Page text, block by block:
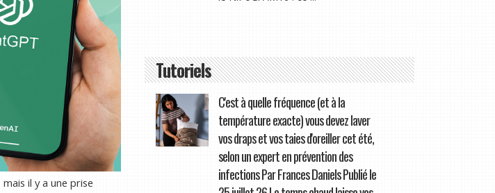
il y a une prise
Tutoriels
C'est à quelle fréquence (et à la
température exacte) vous devez laver
vos draps et vos taies d'oreiller cet été,
selon un expert en prévention des
infections Par Frances Daniels Publié le